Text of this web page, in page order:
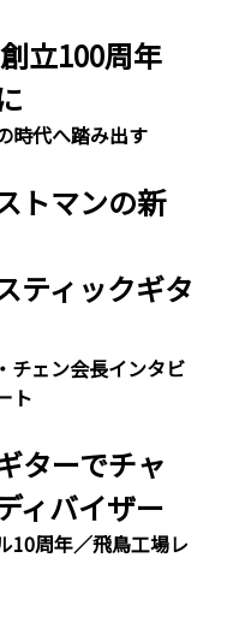
立100周年
時代へ踏み出す
トマンの新
ティックギタ
ェン会長インタビ
ト
ターでチャ
ィバイザー
10周年／飛鳥工場レ